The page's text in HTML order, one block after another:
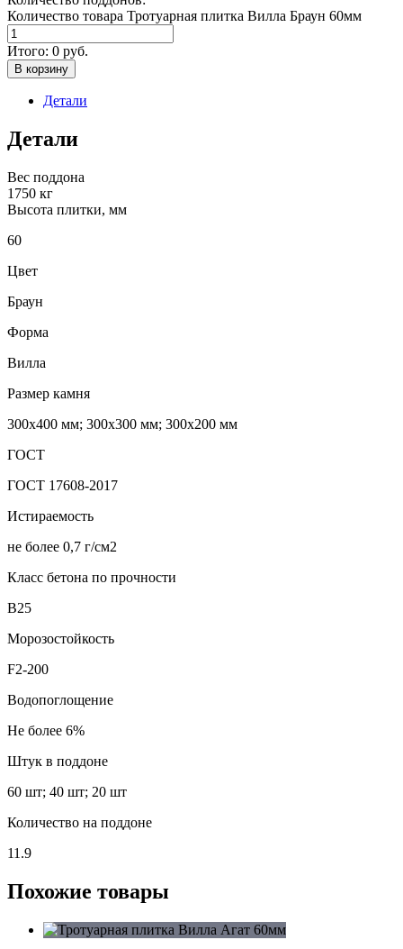
Количество товара Тротуарная плитка Вилла Браун 60мм
Итого: 0 руб.
В корзину
Детали
Детали
Вес поддона
1750 кг
Высота плитки, мм
60
Цвет
Браун
Форма
Вилла
Размер камня
300х400 мм; 300х300 мм; 300х200 мм
ГОСТ
ГОСТ 17608-2017
Истираемость
не более 0,7 г/см2
Класс бетона по прочности
В25
Морозостойкость
F2-200
Водопоглощение
Не более 6%
Штук в поддоне
60 шт; 40 шт; 20 шт
Количество на поддоне
11.9
Похожие товары